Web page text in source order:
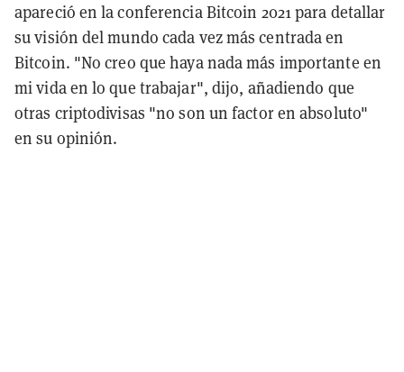
apareció en la conferencia Bitcoin 2021 para detallar
su visión del mundo cada vez más centrada en
Bitcoin. "No creo que haya nada más importante en
mi vida en lo que trabajar", dijo, añadiendo que
otras criptodivisas "no son un factor en absoluto"
en su opinión.